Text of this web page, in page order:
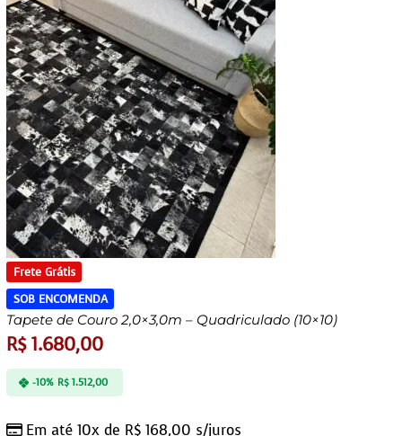
Frete Grátis
SOB ENCOMENDA
Tapete de Couro 2,0×3,0m – Quadriculado (10×10)
R$1.680,00
Em até 10x de R$ 168,00 s/juros
-10% R$1.512,00